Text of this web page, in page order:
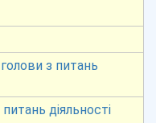
з питань
діяльності